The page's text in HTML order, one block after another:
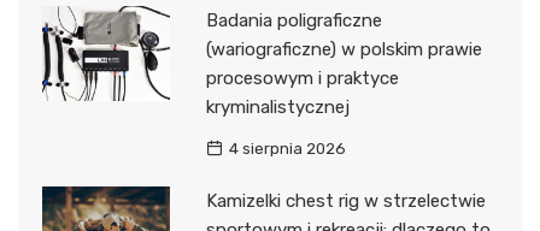
Badania poligraficzne
(wariograficzne) w polskim prawie
procesowym i praktyce
kryminalistycznej
4 sierpnia 2026
Kamizelki chest rig w strzelectwie